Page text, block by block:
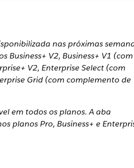
nas próximas
Business+ V2, Business+ V1 (com
V2, Enterprise Select (com
Grid (com complemento de
em todos os planos. A aba
planos Pro, Business+ e